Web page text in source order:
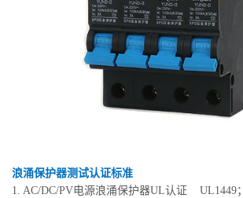
浪涌保护器测试认证标准
1. AC/DC/PV电源浪涌保护器UL认证 UL1449；